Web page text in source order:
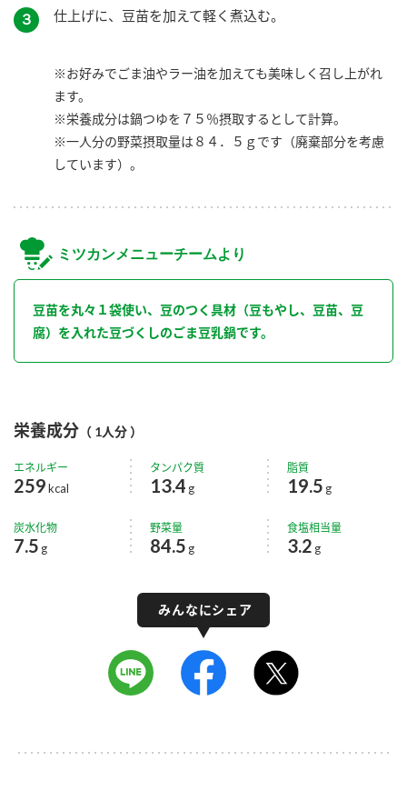
３ 仕上げに、豆苗を加えて軽く煮込む。
※お好みでごま油やラー油を加えても美味しく召し上がれ
ます。
※栄養成分は鍋つゆを７５％摂取するとして計算。
※一人分の野菜摂取量は８４．５ｇです（廃棄部分を考慮
しています）。
ミツカンメニューチームより
豆苗を丸々１袋使い、豆のつく具材（豆もやし、豆苗、豆
腐）を入れた豆づくしのごま豆乳鍋です。
栄養成分 （ 1人分 ）
エネルギー
259kcal
タンパク質
13.4 g
脂質
19.5 g
炭水化物
7.5 g
野菜量
84.5 g
食塩相当量
3.2 g